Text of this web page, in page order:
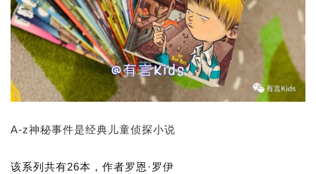
A-z神秘事件是经典儿童侦探小说
该系列共有26本，作者罗恩·罗伊